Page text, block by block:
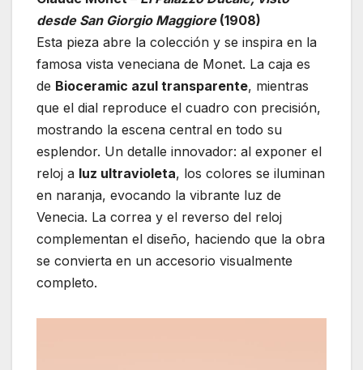
desde San Giorgio Maggiore(1908)
Esta pieza abre la colección y se inspira en la
famosa vista veneciana de Monet. La caja es
de Bioceramic azul transparente, mientras
que el dial reproduce el cuadro con precisión,
mostrando la escena central en todo su
esplendor. Un detalle innovador: al exponer el
reloj a luz ultravioleta, los colores se iluminan
en naranja, evocando la vibrante luz de
Venecia. La correa y el reverso del reloj
complementan el diseño, haciendo que la obra
se convierta en un accesorio visualmente
completo.